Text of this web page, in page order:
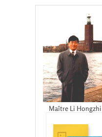
Maître Li Hongzhi